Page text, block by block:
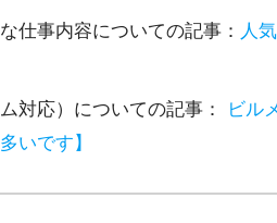
仕事内容についての記事： 人
対応）についての記事：
ビル
いです】